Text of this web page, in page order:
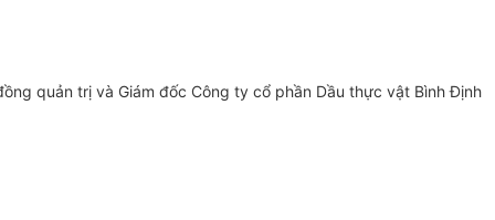
quản trị và Giám đốc Công ty cổ phần Dầu thực vật Bình Định